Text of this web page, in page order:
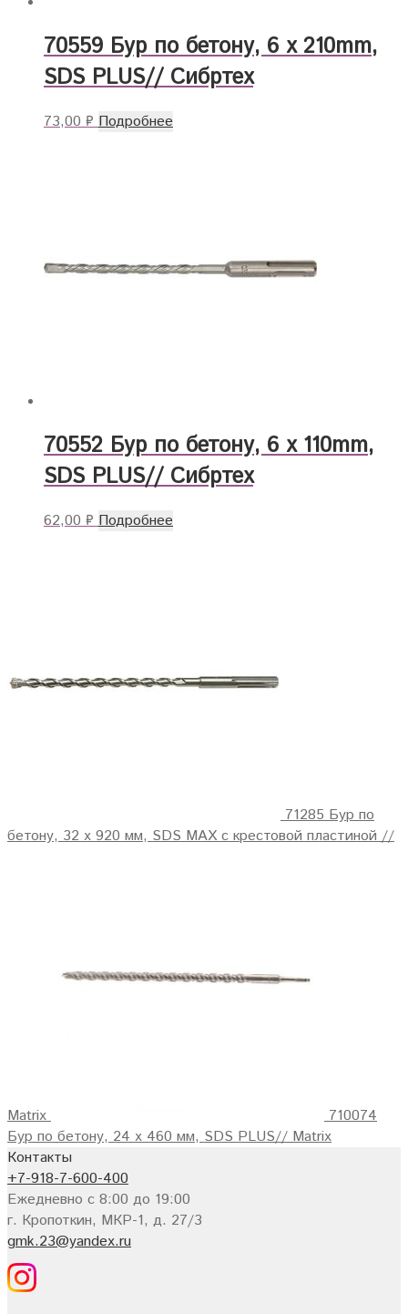
70559 Бур по бетону, 6 x 210mm,
SDS PLUS// Сибртех
73,00₽ Подробнее
70552 Бур по бетону, 6 x 110mm,
SDS PLUS// Сибртех
62,00₽ Подробнее
71285 Бур по
бетону, 32 x 920 мм, SDS MAX с крестовой пластиной //
Matrix
710074
Бур по бетону, 24 х 460 мм, SDS PLUS// Matrix
Контакты
+7-918-7-600-400
Ежедневно с 8:00 до 19:00
г. Кропоткин, МКР-1, д. 27/3
gmk.23@yandex.ru